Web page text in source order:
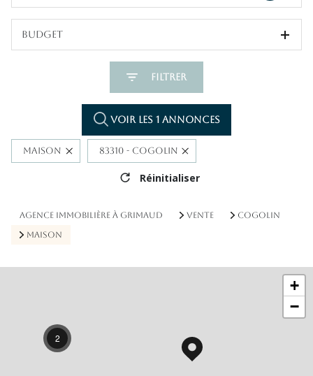
Budget
Filtrer
Voir les 1 annonces
Maison 83310 - Cogolin
Réinitialiser
AGENCE IMMOBILIÈRE À GRIMAUD VENTE
COGOLIN
MAISON
2
+
−